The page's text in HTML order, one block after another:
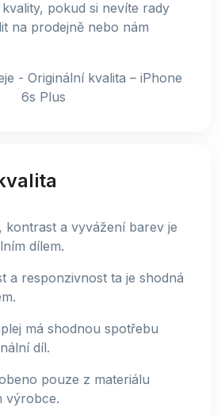
pokud si nevíte rady
na prodejně nebo nám
kontrast a vyvážení barev je
dílem.
a responzivnost ta je shodná
má shodnou spotřebu
díl.
pouze z materiálu
výrobce.